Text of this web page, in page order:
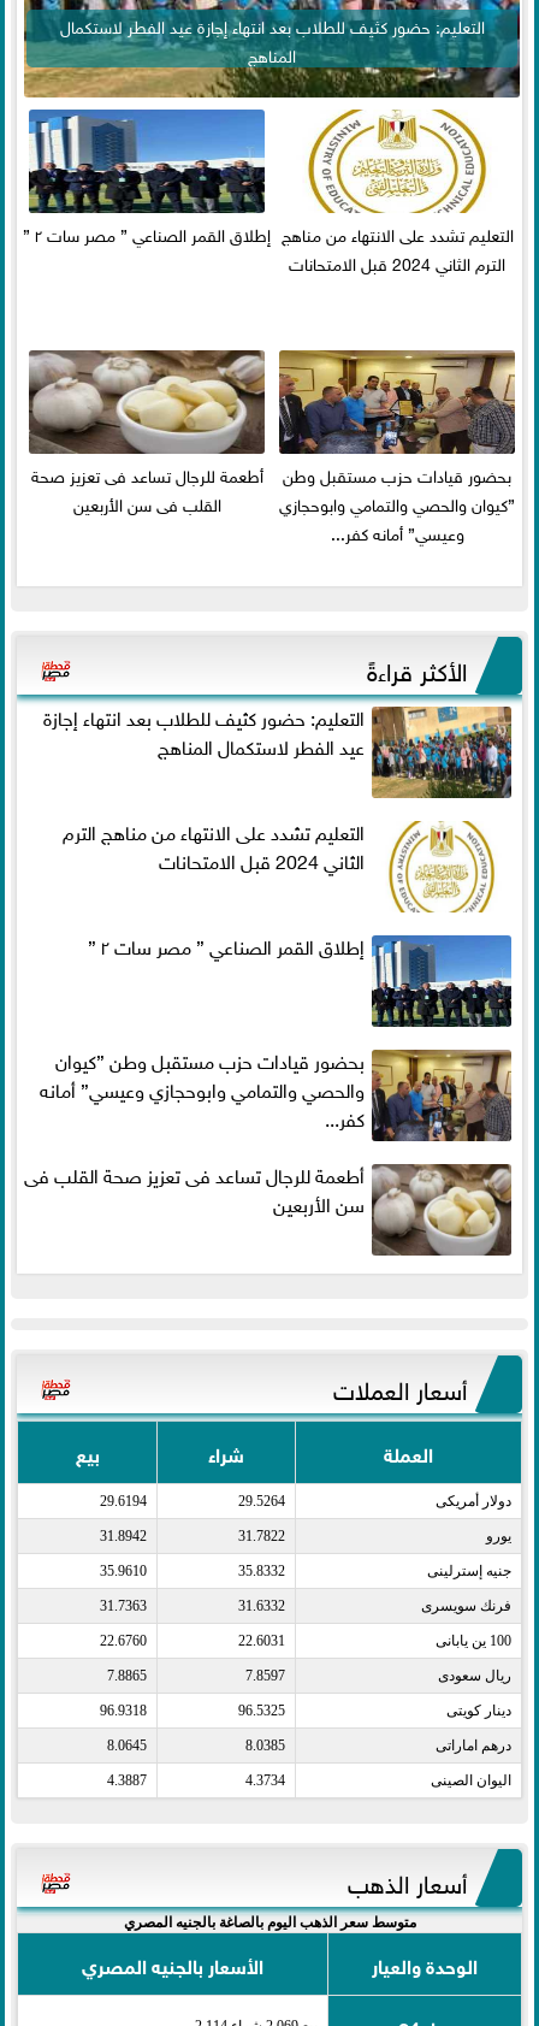
التعليم: حضور كثيف للطلاب بعد انتهاء إجازة عيد الفطر لاستكمال
المناهج
التعليم تشدد على الانتهاء من مناهج
الترم الثاني 2024 قبل الامتحانات
إطلاق القمر الصناعي ” مصر سات ٢ ”
بحضور قيادات حزب مستقبل وطن
”كيوان والحصي والتمامي وابوحجازي
وعيسي” أمانه كفر...
أطعمة للرجال تساعد فى تعزيز صحة
القلب فى سن الأربعين
الأكثر قراءةً
التعليم: حضور كثيف للطلاب بعد انتهاء إجازة
عيد الفطر لاستكمال المناهج
التعليم تشدد على الانتهاء من مناهج الترم
الثاني 2024 قبل الامتحانات
إطلاق القمر الصناعي ” مصر سات ٢ ”
بحضور قيادات حزب مستقبل وطن ”كيوان
والحصي والتمامي وابوحجازي وعيسي” أمانه
كفر...
أطعمة للرجال تساعد فى تعزيز صحة القلب فى
سن الأربعين
أسعار العملات
العملة شراء بيع
دولار أمريكى​ 29.5264
29.6194
يورو​ 31.7822
31.8942
جنيه إسترلينى​ 35.8332
35.9610
فرنك سويسرى​ 31.6332
31.7363
100 ين يابانى​ 22.6031
22.6760
ريال سعودى​ 7.8597
7.8865
دينار كويتى​ 96.5325
96.9318
درهم اماراتى​ 8.0385
8.0645
اليوان الصينى​ 4.3734
4.3887
أسعار الذهب
متوسط سعر الذهب اليوم بالصاغة بالجنيه المصري
الوحدة والعيار
الأسعار بالجنيه المصري